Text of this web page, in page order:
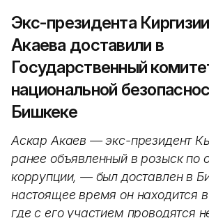
Экс-президента
Акаева доставили в
Государственный
национальной
Бишкеке
Аскар Акаев — экс-президент
ранее объявленный в розыск по
коррупции, — был доставлен в
настоящее время он находится
где с его участием проводятся